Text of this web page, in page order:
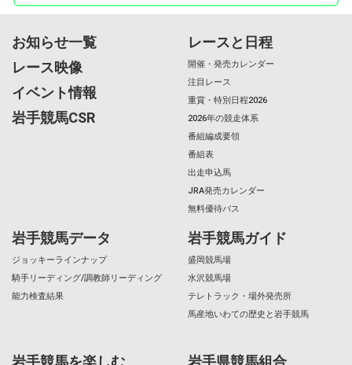
お知らせ一覧
レース映像
イベント情報
岩手競馬CSR
レースと日程
開催・発売カレンダー
注目レース
重賞・特別日程2026
2026年の競走体系
番組編成要領
番組表
出走申込馬
JRA発売カレンダー
無料優待バス
岩手競馬データ
ジョッキーラインナップ
騎手リーディング/調教師リーディング
能力検査結果
岩手競馬ガイド
盛岡競馬場
水沢競馬場
テレトラック・場外発売所
馬産地いわての歴史と岩手競馬
岩手競馬を楽しむ 岩手県競馬組合